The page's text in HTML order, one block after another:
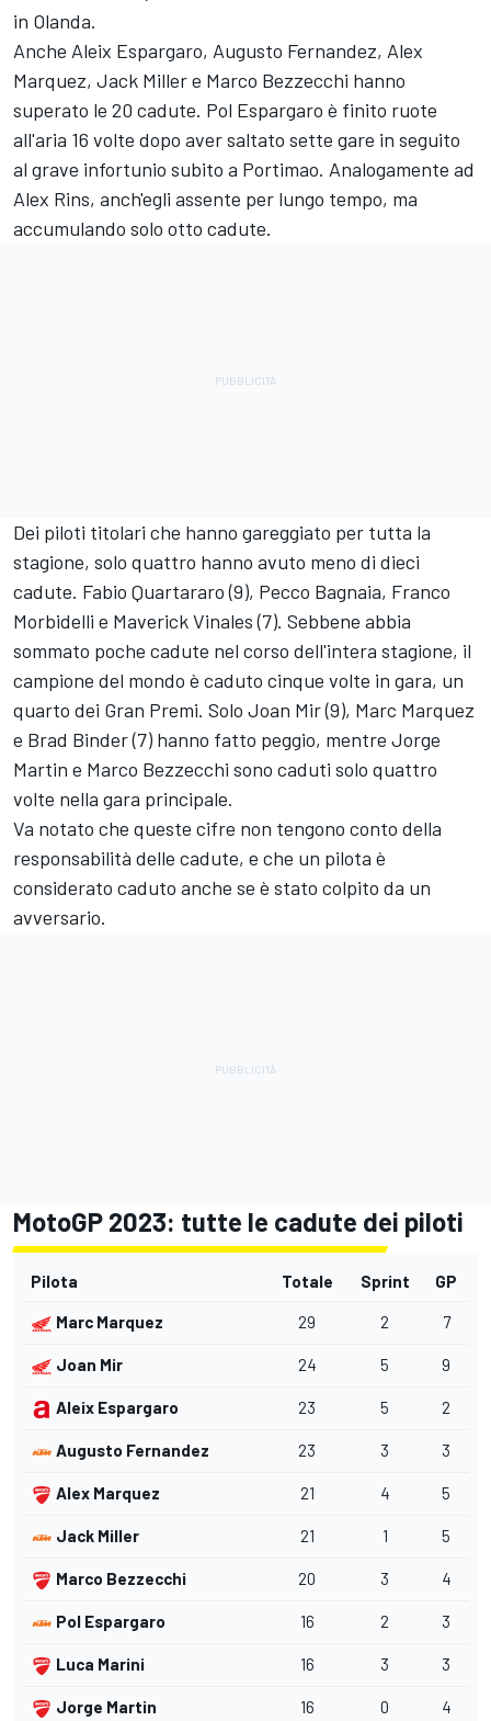
in Olanda.
Anche Aleix Espargaro, Augusto Fernandez, Alex
Marquez, Jack Millere Marco Bezzecchi hanno
superato le 20 cadute. Pol Espargaro è finito ruote
all'aria 16 volte dopo aver saltato sette gare in seguito
al grave infortunio subito a Portimao. Analogamente ad
Alex Rins, anch'egli assente per lungo tempo, ma
accumulando solo otto cadute.
Dei piloti titolari che hanno gareggiato per tutta la
stagione, solo quattro hanno avuto meno di dieci
cadute. Fabio Quartararo(9), Pecco Bagnaia, Franco
Morbidelli e Maverick Vinales (7). Sebbene abbia
sommato poche cadute nel corso dell'intera stagione, il
campione del mondo è caduto cinque volte in gara, un
quarto dei Gran Premi. Solo Joan Mir(9), Marc Marquez
e Brad Binder(7) hanno fatto peggio, mentre Jorge
Martin e Marco Bezzecchi sono caduti solo quattro
volte nella gara principale.
Va notato che queste cifre non tengono conto della
responsabilità delle cadute, e che un pilota è
considerato caduto anche se è stato colpito da un
avversario.
MotoGP 2023: tutte le cadute dei piloti
Pilota Totale Sprint GP
Marc Marquez 29 2 7
Joan Mir 24 5 9
Aleix Espargaro 23 5 2
Augusto Fernandez 23 3 3
Alex Marquez 21 4 5
Jack Miller 21 1 5
Marco Bezzecchi 20 3 4
Pol Espargaro 16 2 3
Luca Marini 16 3 3
Jorge Martin 16 0 4